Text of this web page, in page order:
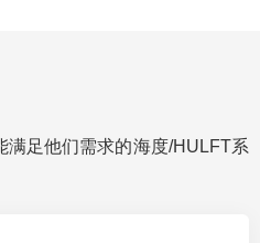
足他们需求的海度/HULFT系